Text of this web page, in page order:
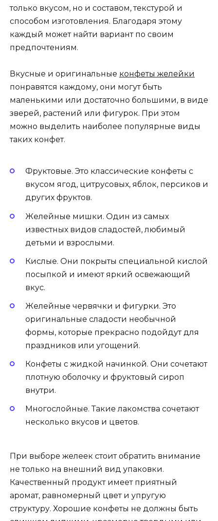
только вкусом, но и составом, текстурой и
способом изготовления. Благодаря этому
каждый может найти вариант по своим
предпочтениям.
Вкусные и оригинальные конфеты желейки
понравятся каждому, они могут быть
маленькими или достаточно большими, в виде
зверей, растений или фигурок. При этом
можно выделить наиболее популярные виды
таких конфет.
Фруктовые. Это классические конфеты с
вкусом ягод, цитрусовых, яблок, персиков и
других фруктов.
Желейные мишки. Один из самых
известных видов сладостей, любимый
детьми и взрослыми.
Кислые. Они покрыты специальной кислой
посыпкой и имеют яркий освежающий
вкус.
Желейные червячки и фигурки. Это
оригинальные сладости необычной
формы, которые прекрасно подойдут для
праздников или угощений.
Конфеты с жидкой начинкой. Они сочетают
плотную оболочку и фруктовый сироп
внутри.
Многослойные. Такие лакомства сочетают
несколько вкусов и цветов.
При выборе желеек стоит обратить внимание
не только на внешний вид упаковки.
Качественный продукт имеет приятный
аромат, равномерный цвет и упругую
структуру. Хорошие конфеты не должны быть